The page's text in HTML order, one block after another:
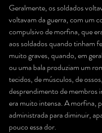
Geralmente, os soldados
voltavam da guerra, com um
compulsivo de morfina, que
aos soldados quando tinham
muito graves, quando, em
ou uma bala produziam um
tecidos, de músculos, de
desprendimento de membros
era muito intensa. A morfina,
administrada para diminuir,
pouco essa dor.